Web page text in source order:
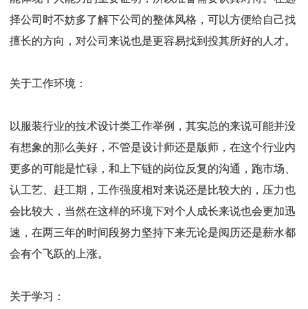
择公司时不妨多了解下公司的整体风格，可以方便给自己找
擅长的方向，对公司来说也是更容易找到投其所好的人才。
关于工作环境：
以服装行业的技术设计类工作举例，其实总的来说可能并没
有想象的那么美好，不管是设计师还是版师，在这个行业内
更多的可能是忙碌，和上下链的岗位反复的沟通，跑市场、
认工艺、赶工期，工作强度相对来说还是比较大的，压力也
会比较大，当然在这样的环境下对个人成长来说也会更加迅
速，在两三年的时间段努力坚持下来无论是阅历还是薪水都
会有个飞跃的上涨。
关于学习：